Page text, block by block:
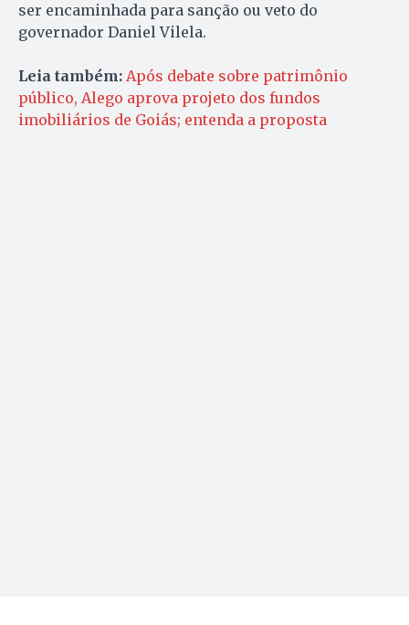
ser encaminhada para sanção ou veto do
governador Daniel Vilela.
Leia também: Após debate sobre patrimônio
público, Alego aprova projeto dos fundos
imobiliários de Goiás; entenda a proposta